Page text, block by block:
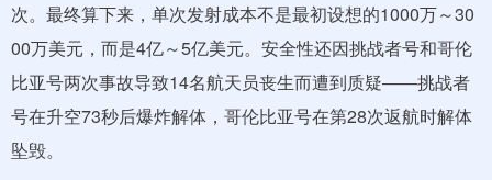
次。最终算下来，单次发射成本不是最初设想的1000万～30
00万美元，而是4亿～5亿美元。安全性还因挑战者号和哥伦
比亚号两次事故导致14名航天员丧生而遭到质疑——挑战者
号在升空73秒后爆炸解体，哥伦比亚号在第28次返航时解体
坠毁。